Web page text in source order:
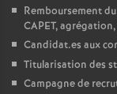
Remboursement
CAPET, agrégation,
Candidat.es aux
Titularisation des
Campagne de